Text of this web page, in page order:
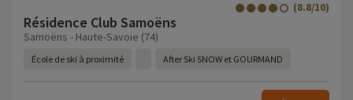
Résidence Club Samoëns
(8.8/10)
Samoëns - Haute-Savoie (74)
École de ski à proximité After Ski SNOW et GOURMAND